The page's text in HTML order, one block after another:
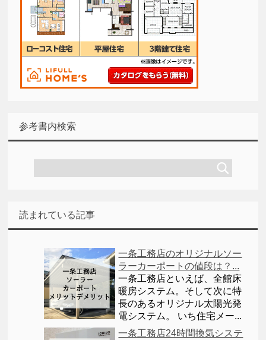
参考書内検索
読まれている記事
一条工務店のオリジナルソー
ラーカーポートの値段は？...
一条工務店といえば、全館床
暖房システム。そして次に特
長のあるオリジナル太陽光発
電システム。 いち住宅メー...
一条工務店24時間換気システ